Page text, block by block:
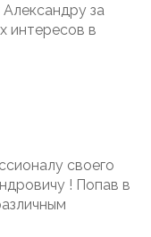
за
интересов в
своего
! Попав в